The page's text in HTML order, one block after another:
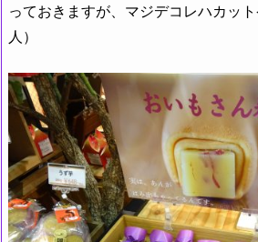
っておきますが、マジデコレハカッ
人）